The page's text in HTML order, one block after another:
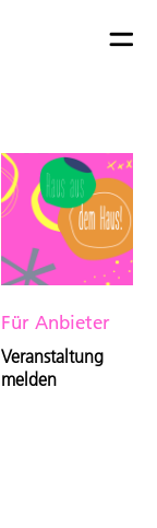
Für Anbieter
Veranstaltung
melden